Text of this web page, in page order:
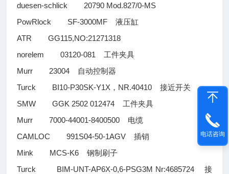
duesen-schlick 20790 Mod.827/0-MS
PowRlock SF-3000MF液压缸
ATR GG115,NO:21271318
norelem 03120-081 工件夹具
Murr 23004 自动控制器
Turck BI10-P30SK-Y1X ， NR.40410接近开关
SMW GGK 2502 012474 工件夹具
Murr 7000-44001-8400500 电缆
CAMLOC 991S04-50-1AGV插销
Mink MCS-K6钢制刷子
Turck BIM-UNT-AP6X-0,6-PSG3M Nr:4685724 接
电话咨询